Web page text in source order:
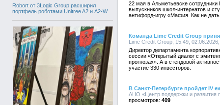
Robort от 3Logic Group расширил
портфель роботами Unitree A2 и A2-W
22 мая в Альметьевске
выпускников школ-интернатов и
антифорд-игру «Мафия. Как не
Команда Lime Credit Group
Lime Credit Group, 15:49,
Директор департамента
сессии «Открытый диалог с
прогнозах». А в стендовой
участие 330 инвесторов.
В Санкт-Петербурге пройдет IV
АНО «Центр поддержки и развития
409